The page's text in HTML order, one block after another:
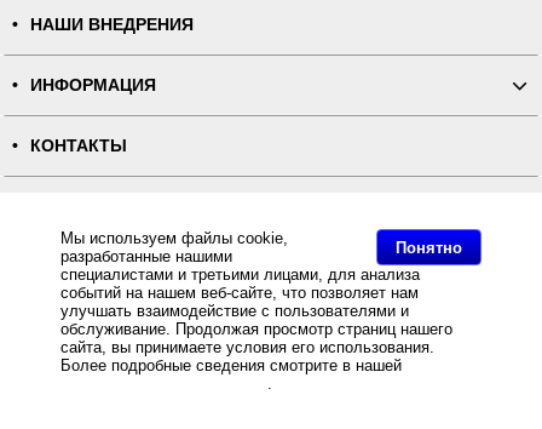
Понятно
Мы используем файлы cookie,
разработанные нашими
специалистами и третьими лицами, для анализа
событий на нашем веб-сайте, что позволяет нам
улучшать взаимодействие с пользователями и
обслуживание. Продолжая просмотр страниц нашего
сайта, вы принимаете условия его использования.
Более подробные сведения смотрите в нашей
.
НАШИ ВНЕДРЕНИЯ
ИНФОРМАЦИЯ
КОНТАКТЫ
Интернет-магазин "ПОСЛЭНД" - торгового оборудования, оборудования для автоматизации общепита и
торговли, расходных материалов
Все права защищены, ООО "ПОСЛЭНД" © 2008-2026.
Политика конфиденциальности
Основное: Онлайн-кассы АТОЛ для X5 Retail Group были зарегистрированы в ФНС, Онлайн-кассы
АТОЛ для X5 Retail Group были зарегистрированы в ФНС, Онлайн-кассы АТОЛ для X5 Retail Group
были зарегистрированы в ФНС, Онлайн-кассы АТОЛ для X5 Retail Group были зарегистрированы в